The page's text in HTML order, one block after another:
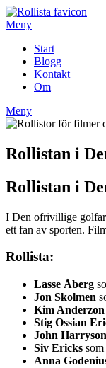
Hoppa
till
Meny
Start
Blogg
Kontakt
Om
Meny
Rollistan i
Rollistan i
I Den ofrivillige
ett fan av sporten.
Rollista:
Lasse Åberg
Jon Skolmen
Kim Anderzon
Stig Ossian
John Harryson
Siv Ericks
Anna